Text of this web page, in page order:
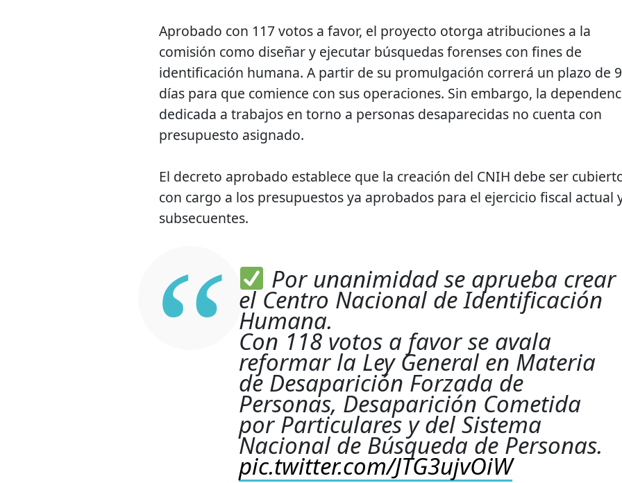
Aprobado con 117 votos a favor, el proyecto otorga atribuciones a la
comisión como diseñar y ejecutar búsquedas forenses con fines de
identificación humana. A partir de su promulgación correrá un plazo de
días para que comience con sus operaciones. Sin embargo, la
dedicada a trabajos en torno a personas desaparecidas no cuenta con
presupuesto asignado.
El decreto aprobado establece que la creación del CNIH debe ser
con cargo a los presupuestos ya aprobados para el ejercicio fiscal actual
subsecuentes.
Por unanimidad se aprueba crear
el Centro Nacional de Identificación
Humana.
Con 118 votos a favor se avala
reformar la Ley General en Materia
de Desaparición Forzada de
Personas, Desaparición Cometida
por Particulares y del Sistema
Nacional de Búsqueda de Personas.
pic.twitter.com/JTG3ujvOiW